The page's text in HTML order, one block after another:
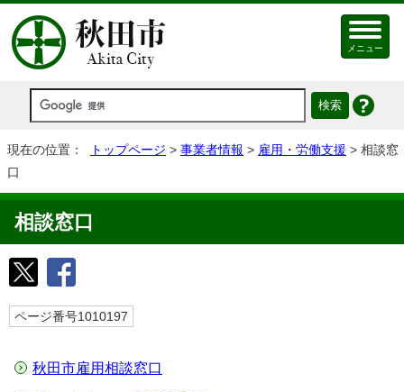
メニュー
現在の位置： トップページ > 事業者情報 > 雇用・労働支援 > 相談窓
口
相談窓口
ページ番号1010197
秋田市雇用相談窓口